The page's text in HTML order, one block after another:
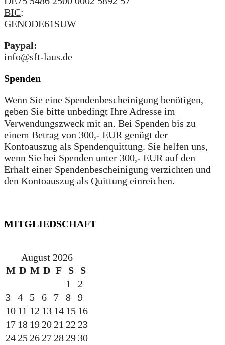
BIC:
GENODE61SUW
Paypal:
info@sft-laus.de
Spenden
Wenn Sie eine Spendenbescheinigung benötigen,
geben Sie bitte unbedingt Ihre Adresse im
Verwendungszweck mit an. Bei Spenden bis zu
einem Betrag von 300,- EUR genügt der
Kontoauszug als Spendenquittung. Sie helfen uns,
wenn Sie bei Spenden unter 300,- EUR auf den
Erhalt einer Spendenbescheinigung verzichten und
den Kontoauszug als Quittung einreichen.
MITGLIEDSCHAFT
August 2026
M D M D F S
S
1
2
3
4 5 6 7 8
9
10 11 12 13 14 15 16
17 18 19 20 21 22 23
24 25 26 27 28 29 30